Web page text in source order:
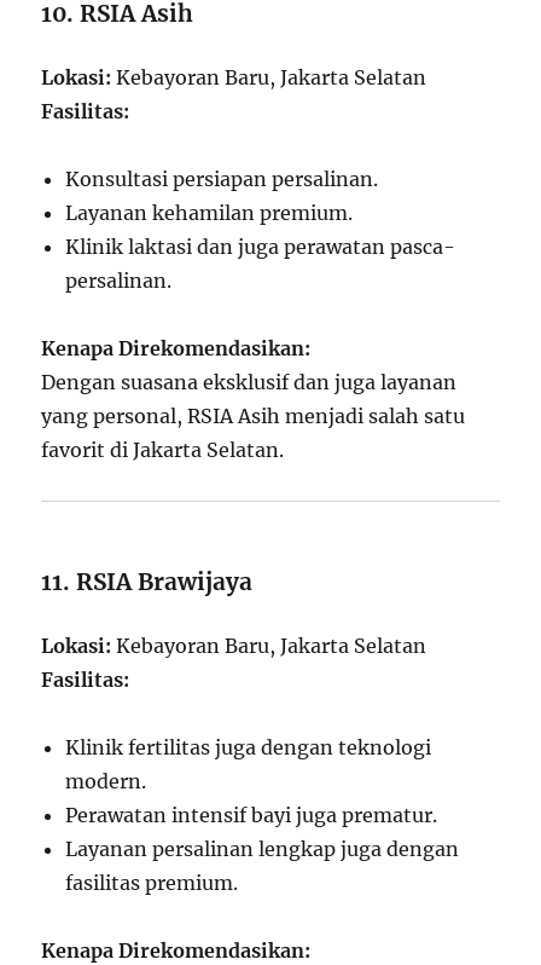
10. RSIA Asih
Lokasi: Kebayoran Baru, Jakarta Selatan
Fasilitas:
Konsultasi persiapan persalinan.
Layanan kehamilan premium.
Klinik laktasi dan juga perawatan pasca-
persalinan.
Kenapa Direkomendasikan:
Dengan suasana eksklusif dan juga layanan
yang personal, RSIA Asih menjadi salah satu
favorit di Jakarta Selatan.
11. RSIA Brawijaya
Lokasi: Kebayoran Baru, Jakarta Selatan
Fasilitas:
Klinik fertilitas juga dengan teknologi
modern.
Perawatan intensif bayi juga prematur.
Layanan persalinan lengkap juga dengan
fasilitas premium.
Kenapa Direkomendasikan: